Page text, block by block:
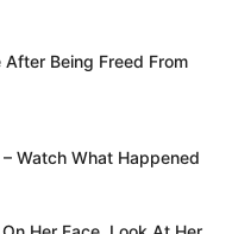
Being Freed From
Watch What Happened